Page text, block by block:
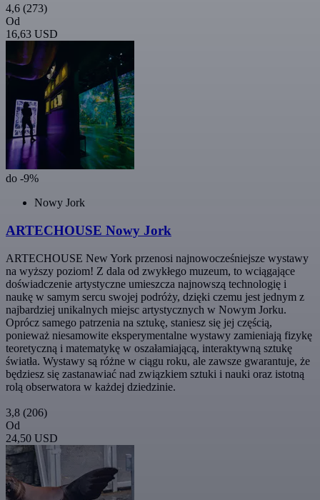
4,6 (273)
Od
16,63 USD
do -9%
Nowy Jork
ARTECHOUSE Nowy Jork
ARTECHOUSE New York przenosi najnowocześniejsze wystawy
na wyższy poziom! Z dala od zwykłego muzeum, to wciągające
doświadczenie artystyczne umieszcza najnowszą technologię i
naukę w samym sercu swojej podróży, dzięki czemu jest jednym z
najbardziej unikalnych miejsc artystycznych w Nowym Jorku.
Oprócz samego patrzenia na sztukę, staniesz się jej częścią,
ponieważ niesamowite eksperymentalne wystawy zamieniają fizykę
teoretyczną i matematykę w oszałamiającą, interaktywną sztukę
światła. Wystawy są różne w ciągu roku, ale zawsze gwarantuje, że
będziesz się zastanawiać nad związkiem sztuki i nauki oraz istotną
rolą obserwatora w każdej dziedzinie.
3,8 (206)
Od
24,50 USD